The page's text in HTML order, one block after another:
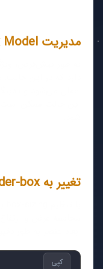
مدیریت Box Model با ویژگی box-sizing
تغییر به box-sizing: border-box
کپی